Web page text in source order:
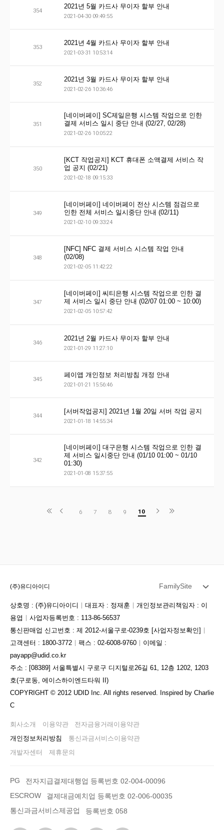
354
2021년 5월 카드사 무이자 할부 안내
2021-04-30 09:49:55
353
2021년 4월 카드사 무이자 할부 안내
2021-03-31 10:53:14
352
2021년 3월 카드사 무이자 할부 안내
2021-02-26 10:36:46
351
[네이버페이] SC제일은행 시스템 작업으로 인한
결제 서비스 일시 중단 안내 (02/27, 02/28)
2021-02-26 10:05:22
350
[KCT 작업공지] KCT 휴대폰 소액결제 서비스 작
업 공지 (02/21)
2021-02-18 09:15:33
349
[네이버페이] 네이버페이 전산 시스템 점검으로
인한 전체 서비스 일시중단 안내 (02/11)
2021-02-10 09:33:24
348
[NFC] NFC 결제 서비스 시스템 작업 안내
(02/08)
2021-02-05 11:42:22
347
[네이버페이] 씨티은행 시스템 작업으로 인한 결
제 서비스 일시 중단 안내 (02/07 01:00 ~ 10:00)
2021-02-05 10:57:42
346
2021년 2월 카드사 무이자 할부 안내
2021-01-29 11:27:10
345
페이앱 개인정보 처리방침 개정 안내
2021-01-21 15:56:46
344
[서버작업공지] 2021년 1월 20일 서버 작업 공지
2021-01-18 14:55:34
342
[네이버페이] 대구은행 시스템 작업으로 인한 결
제 서비스 일시중단 안내 (01/10 01:00 ~ 01/10
01:30)
2021-01-08 15:37:55
6 7 8 9 10
(주)유디아이디 FamilySite
상호명 : (주)유디아이디 대표자 : 정재훈
개인정보관리책임자 : 이
용엽
사업자등록번호 : 113-86-56537
통신판매업 신고번호 : 제 2012-서울구로-0239호 [사업자정보확인]
고객센터 : 1800-3772
팩스 : 02-6008-9760
이메일 :
payapp@udid.co.kr
주소 : [08389] 서울특별시 구로구 디지털로26길 61, 12층 1202, 1203
호(구로동, 에이스하이엔드타워 II)
COPYRIGHT © 2012 UDID Inc. All rights reserved. Inspired by Charlie
C
회사소개 이용약관 전자금융거래이용약관
개인정보처리방침 통신과금서비스이용약관
개발자센터 제휴문의
PG
전자지급결제대행업 등록번호 02-004-00096
ESCROW
결제대금예치업 등록번호 02-006-00035
통신과금서비스제공업
등록번호 058